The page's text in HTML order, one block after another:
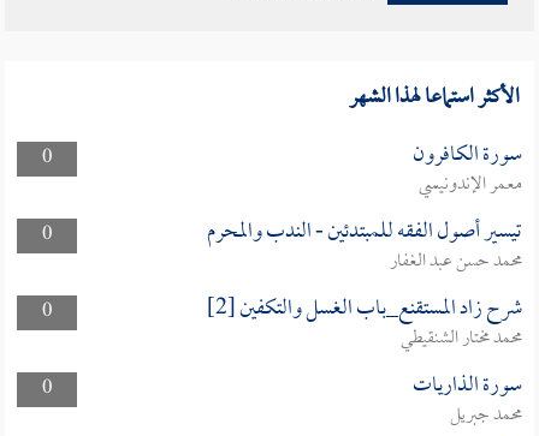
الأكثر استماعا لهذا الشهر
0 سورة الكافرون
معمر الإندونيسي
0
تيسير أصول الفقه للمبتدئين - الندب والمحرم
محمد حسن عبد الغفار
0
شرح زاد المستقنع_باب الغسل والتكفين [2]
محمد مختار الشنقيطي
0
سورة الذاريات
محمد جبريل